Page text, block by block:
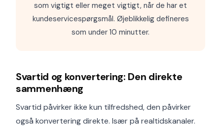
som vigtigt eller meget vigtigt, når de har et
kundeservice­spørgsmål. Øjeblikkelig defineres
som under 10 minutter.
Svartid og konvertering: Den direkte
sammenhæng
Svartid påvirker ikke kun tilfredshed, den påvirker
også konvertering direkte. Især på realtidskanaler.